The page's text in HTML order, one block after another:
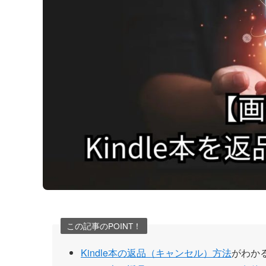
この記事のPOINT！
Kindle本の返品（キャンセル）方法がわか